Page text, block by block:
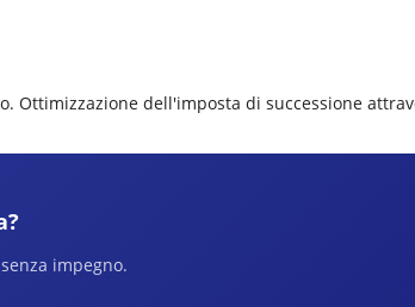
Ottimizzazione dell'imposta di successione
?
impegno.